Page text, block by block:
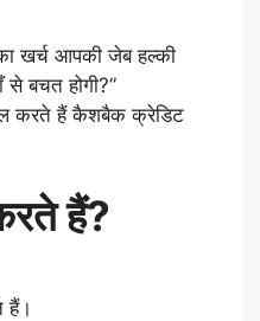
खर्च आपकी जेब हल्की
से बचत होगी?”
करते हैं कैशबैक क्रेडिट
हैं?
हैं।